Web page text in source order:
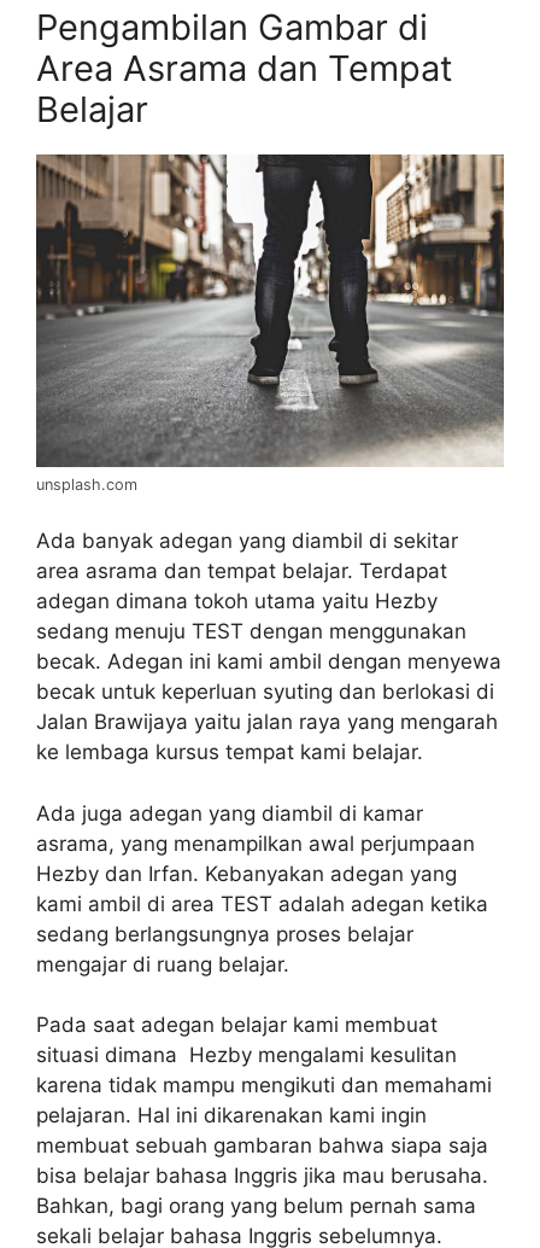
Pengambilan Gambar di
Area Asrama dan Tempat
Belajar
unsplash.com
Ada banyak adegan yang diambil di sekitar
area asrama dan tempat belajar. Terdapat
adegan dimana tokoh utama yaitu Hezby
sedang menuju TEST dengan menggunakan
becak. Adegan ini kami ambil dengan menyewa
becak untuk keperluan syuting dan berlokasi di
Jalan Brawijaya yaitu jalan raya yang mengarah
ke lembaga kursus tempat kami belajar.
Ada juga adegan yang diambil di kamar
asrama, yang menampilkan awal perjumpaan
Hezby dan Irfan. Kebanyakan adegan yang
kami ambil di area TEST adalah adegan ketika
sedang berlangsungnya proses belajar
mengajar di ruang belajar.
Pada saat adegan belajar kami membuat
situasi dimana Hezby mengalami kesulitan
karena tidak mampu mengikuti dan memahami
pelajaran. Hal ini dikarenakan kami ingin
membuat sebuah gambaran bahwa siapa saja
bisa belajar bahasa Inggris jika mau berusaha.
Bahkan, bagi orang yang belum pernah sama
sekali belajar bahasa Inggris sebelumnya.